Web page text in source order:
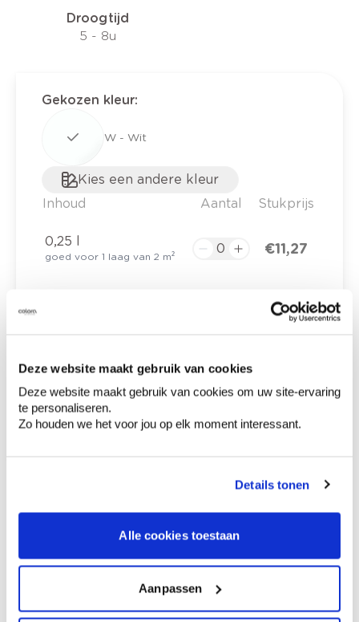
Deze website maakt gebruik van cookies
Deze website maakt gebruik van cookies om uw site-ervaring
te personaliseren.
Zo houden we het voor jou op elk moment interessant.
Details tonen
Alle cookies toestaan
Aanpassen
Droogtijd
5 - 8u
Gekozen kleur:
W - Wit
Kies een andere kleur
Inhoud
Aantal Stukprijs
0,25 l
goed voor 1 laag van 2 m² € 11,27
Voeg toe aan winkelmandje
Bezorgopties
Levering aan huis
Besteld op weekdagen (ma-vr), binnen 2 à 3
Voorbereiding